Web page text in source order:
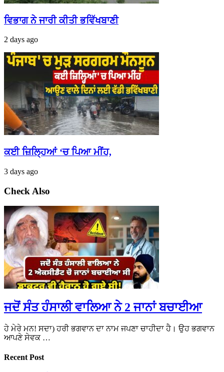
ਵਿਭਾਗ ਨੇ ਜਾਰੀ ਕੀਤੀ ਭਵਿੱਖਬਾਣੀ
2 days ago
ਕਈ ਜ਼ਿਲ੍ਹਿਆਂ ‘ਚ ਪਿਆ ਮੀਂਹ,
3 days ago
Check Also
ਜਦੋਂ ਸੰਤ ਹੰਸਾਲੀ ਵਾਲਿਆ ਨੇ 2 ਜਾਨਾਂ ਬਚਾਈਆ
ਹੇ ਮੇਰੇ ਮਨ! ਸਦਾ) ਹਰੀ ਭਗਵਾਨ ਦਾ ਨਾਮ ਜਪਣਾ ਚਾਹੀਦਾ ਹੈ। ਉਹ ਭਗਵਾਨ
ਆਪਣੇ ਸੇਵਕ …
Recent Post